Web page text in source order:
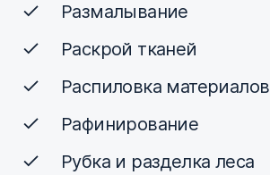
Размалывание
Раскрой тканей
Распиловка материалов
Рафинирование
Рубка и разделка леса